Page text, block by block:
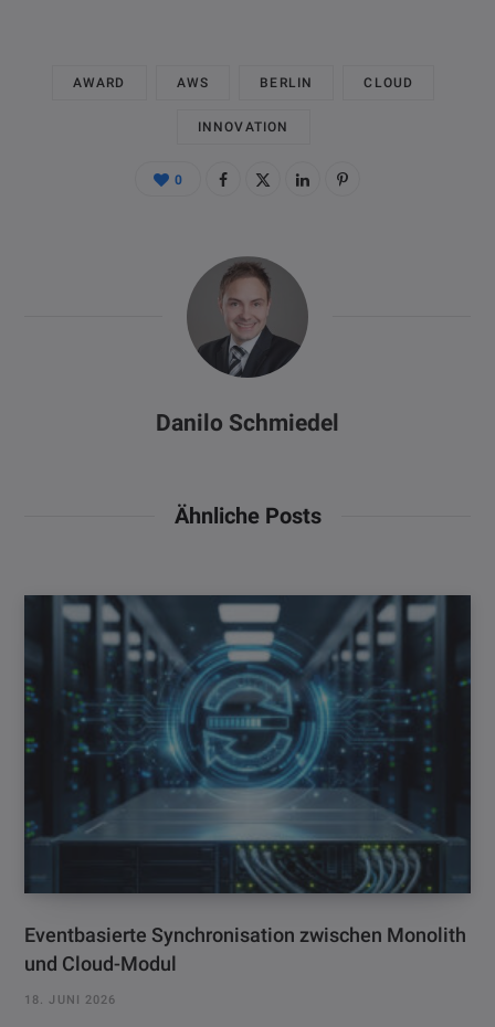
AWARD AWS BERLIN CLOUD
INNOVATION
0
Danilo Schmiedel
Ähnliche Posts
Eventbasierte Synchronisation zwischen Monolith
und Cloud-Modul
18. JUNI 2026